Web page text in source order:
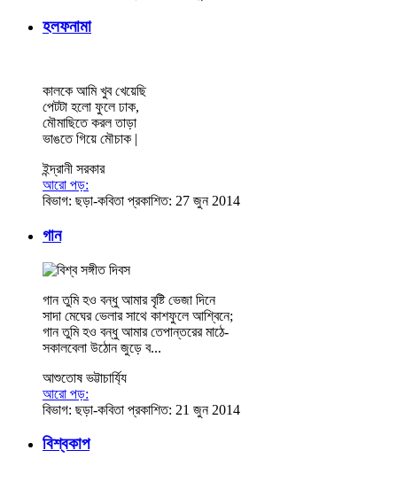
হলফনামা
কালকে আমি খুব খেয়েছি
পেটটা হলো ফুলে ঢাক,
মৌমাছিতে করল তাড়া
ভাঙতে গিয়ে মৌচাক |
ইন্দ্রানী সরকার
আরো পড়:
বিভাগ: ছড়া-কবিতা প্রকাশিত: 27 জুন 2014
গান
গান তুমি হও বন্ধু আমার বৃষ্টি ভেজা দিনে
সাদা মেঘের ভেলার সাথে কাশফুলে আশ্বিনে;
গান তুমি হও বন্ধু আমার তেপান্তরের মাঠে-
সকালবেলা উঠোন জুড়ে ব...
আশুতোষ ভট্টাচার্য্যি
আরো পড়:
বিভাগ: ছড়া-কবিতা প্রকাশিত: 21 জুন 2014
বিশ্বকাপ